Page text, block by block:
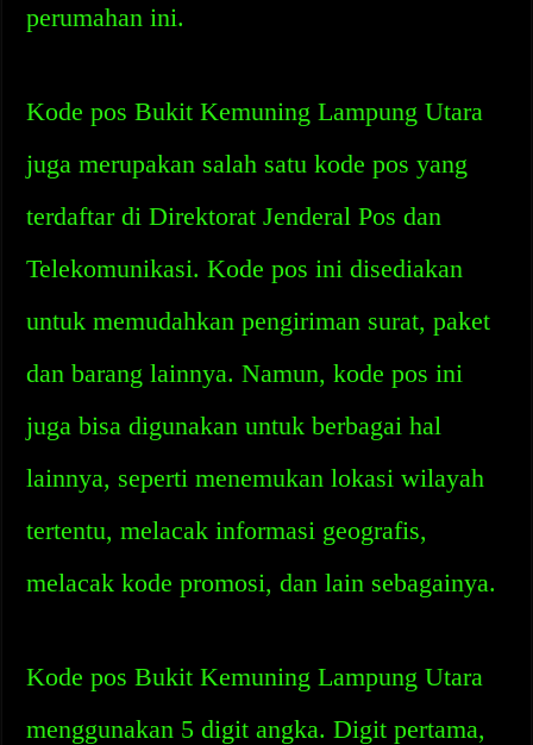
perumahan ini.
Kode pos Bukit Kemuning Lampung Utara
juga merupakan salah satu kode pos yang
terdaftar di Direktorat Jenderal Pos dan
Telekomunikasi. Kode pos ini disediakan
untuk memudahkan pengiriman surat, paket
dan barang lainnya. Namun, kode pos ini
juga bisa digunakan untuk berbagai hal
lainnya, seperti menemukan lokasi wilayah
tertentu, melacak informasi geografis,
melacak kode promosi, dan lain sebagainya.
Kode pos Bukit Kemuning Lampung Utara
menggunakan 5 digit angka. Digit pertama,